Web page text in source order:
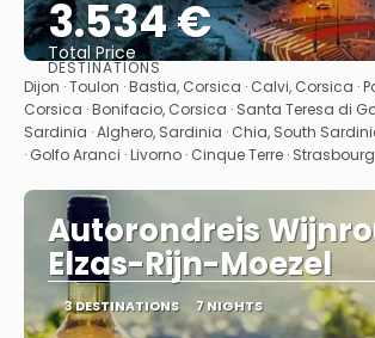
3.534 €
Total Price
See
DESTINATIONS
Dijon · Toulon · Bastia, Corsica · Calvi, Corsica ·
Corsica · Bonifacio, Corsica · Santa Teresa di
Sardinia · Alghero, Sardinia · Chia, South
· Golfo Aranci · Livorno · Cinque Terre · Strasbourg
Autorondreis
Elzas-Rijn-Moezel
3 DESTINATIONS 7 NIGHTS